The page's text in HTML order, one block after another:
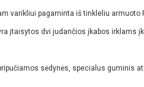
varikliui pagaminta iš tinkleliu
įtaisytos dvi judančios įkabos
sėdynės, specialus guminis